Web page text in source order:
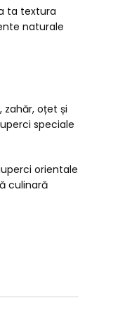
ta textura
naturale
oțet și
speciale
orientale
culinară